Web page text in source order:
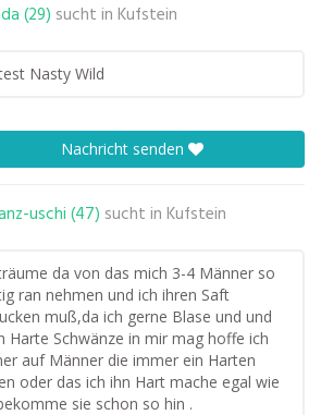
(29) sucht in Kufstein
Nasty Wild
Nachricht senden
uschi (47) sucht in Kufstein
da von das mich 3-4 Männer so
ran nehmen und ich ihren Saft
muß,da ich gerne Blase und und
Harte Schwänze in mir mag hoffe ich
auf Männer die immer ein Harten
oder das ich ihn Hart mache egal wie
sie schon so hin .